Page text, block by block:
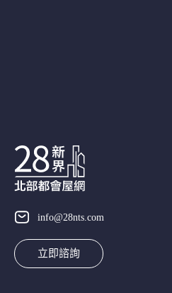
info@28nts.com
立即諮詢